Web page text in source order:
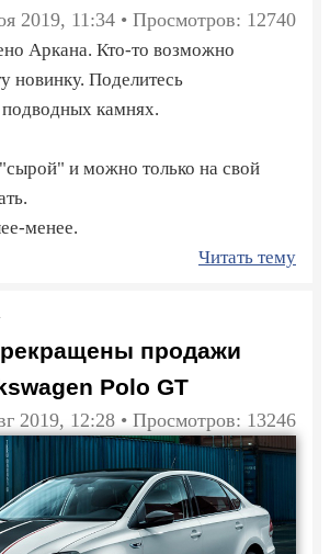
2019, 11:34 • Просмотров: 12740
Аркана. Кто-то возможно
новинку. Поделитесь
камнях.
и можно только на свой
менее.
Читать тему
продажи
Polo GT
2019, 12:28 • Просмотров: 13246